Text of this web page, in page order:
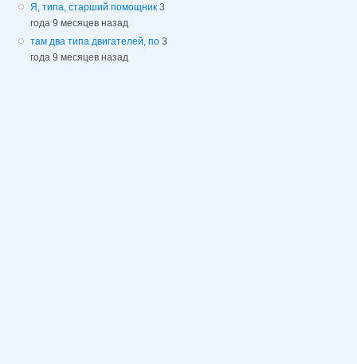
Я, типа, старший помощник 3
года 9 месяцев назад
там два типа двигателей, по 3
года 9 месяцев назад